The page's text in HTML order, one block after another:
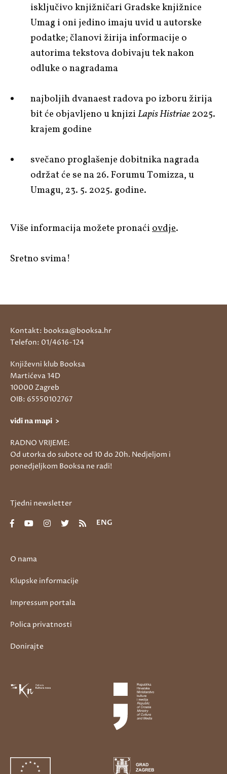
isključivo knjižničari Gradske knjižnice
Umag i oni jedino imaju uvid u autorske
podatke; članovi žirija informacije o
autorima tekstova dobivaju tek nakon
odluke o nagradama
najboljih dvanaest radova po izboru žirija
bit će objavljeno u knjiziLapis Histriae2025.
krajem godine
svečano proglašenje dobitnika nagrada
održat će se na 26. Forumu Tomizza, u
Umagu, 23. 5. 2025. godine.
Više informacija možete pronaćiovdje.
Sretno svima!
O nama
Klupske informacije
Impressum portala
Polica privatnosti
Donirajte
Kontakt: booksa@booksa.hr
Telefon: 01/4616-124
Književni klub Booksa
Martićeva 14D
10000 Zagreb
OIB: 65550102767
vidi na mapi >
RADNO VRIJEME:
Od utorka do subote od 10 do 20h. Nedjeljom i
ponedjeljkom Booksa ne radi!
Tjedni newsletter
ENG